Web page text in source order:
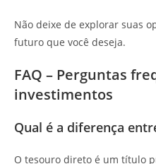
Não deixe de explorar suas
futuro que você deseja.
FAQ – Perguntas
investimentos
Qual é a diferença
O tesouro direto é um título